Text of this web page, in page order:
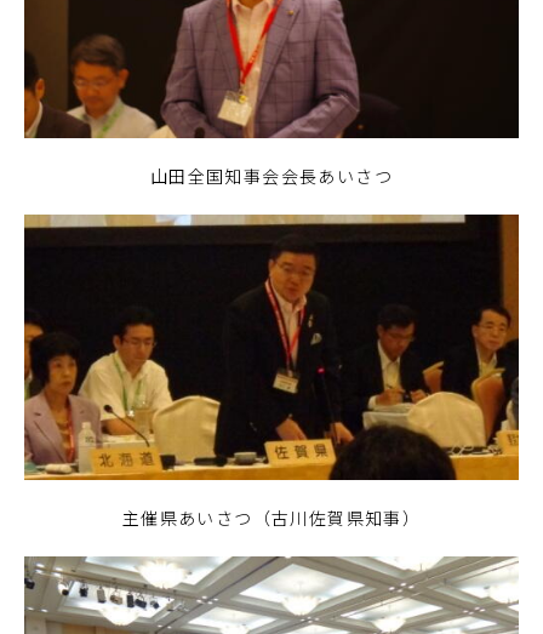
山田全国知事会会長あいさつ
主催県あいさつ（古川佐賀県知事）